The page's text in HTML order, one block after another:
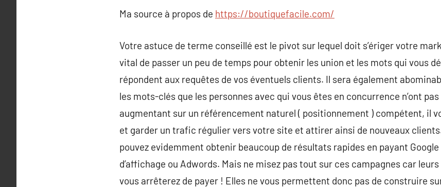
Ma source à propos de https://boutiquefacile.com/
Votre astuce de terme conseillé est le pivot sur lequel doit s’ériger votre
vital de passer un peu de temps pour obtenir les union et les mots qui vous
répondent aux requêtes de vos éventuels clients. Il sera également
les mots-clés que les personnes avec qui vous êtes en concurrence n’ont
augmentant sur un référencement naturel ( positionnement ) compétent, il
et garder un trafic régulier vers votre site et attirer ainsi de nouveaux
pouvez evidemment obtenir beaucoup de résultats rapides en payant
d’affichage ou Adwords. Mais ne misez pas tout sur ces campagnes car
vous arrêterez de payer ! Elles ne vous permettent donc pas de construire